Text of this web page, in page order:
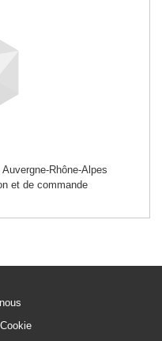
Rhône-Alpes
et de commande